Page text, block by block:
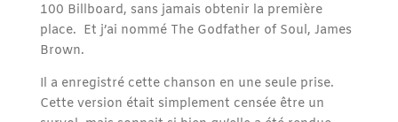
100 Billboard, sans jamais obtenir la première
place. Et j’ai nommé The Godfather of Soul, James
Brown.
Il a enregistré cette chanson en une seule prise.
Cette version était simplement censée être un